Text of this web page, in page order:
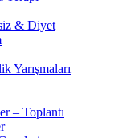
& Diyet
Yarışmaları
– Toplantı